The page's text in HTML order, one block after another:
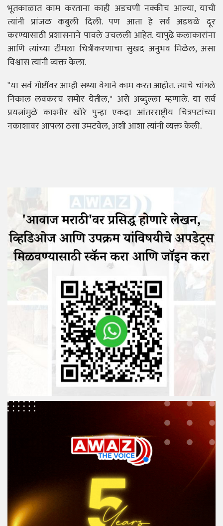
भूतकाळात काम करताना काही अडचणी नक्कीच आल्या, याची
त्यांनी प्रांजळ कबुली दिली. पण आता हे सर्व अडथळे दूर
करण्यासाठी प्रशासनाने पावले उचलली आहेत. यापुढे कलाकारांना
आणि त्यांच्या टीमला चित्रीकरणाचा सुखद अनुभव मिळेल, असा
विश्वास त्यांनी व्यक्त केला.
"या सर्व गोष्टींवर आम्ही सध्या वेगाने काम करत आहोत. त्याचे चांगले
निकाल लवकरच समोर येतील," असे अब्दुल्ला म्हणाले. या सर्व
प्रयत्नांमुळे काश्मीर खोरे पुन्हा एकदा आंतरराष्ट्रीय चित्रपटांच्या
नकाशावर आपला ठसा उमटवेल, अशी आशा त्यांनी व्यक्त केली.